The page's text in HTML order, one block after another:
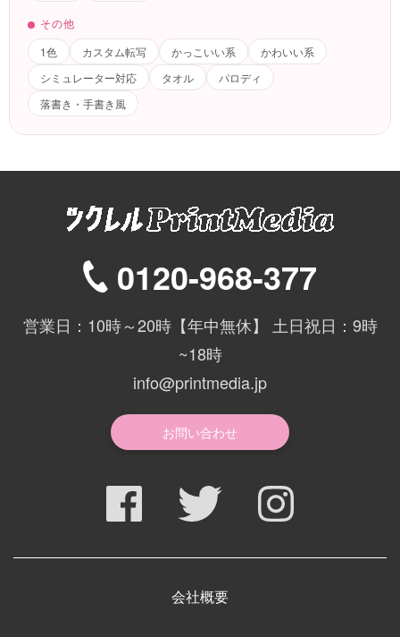
その他
1色
カスタム転写 かっこいい系
かわいい系
シミュレーター対応
タオル
パロディ
落書き・手書き風
0120-968-377
営業日：10時～20時【年中無休】 土日祝日：9時
~18時
info@printmedia.jp
お問い合わせ
会社概要